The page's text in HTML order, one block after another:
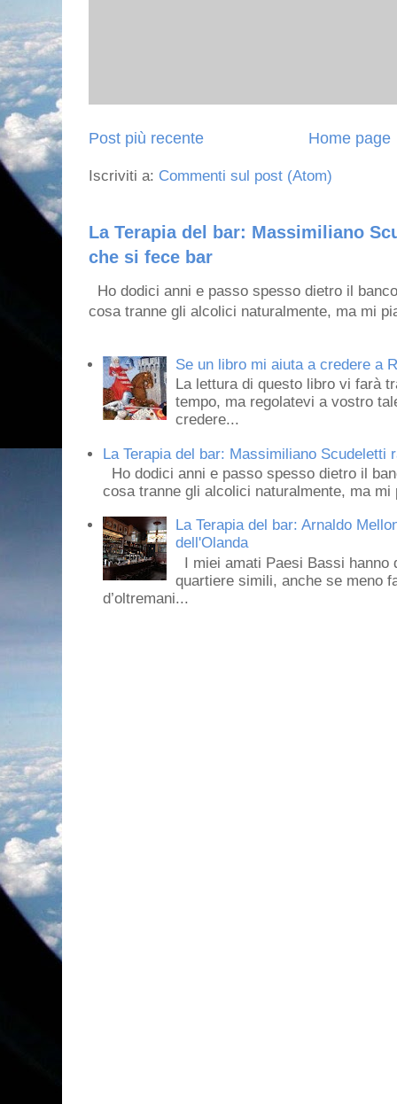
Post più recente Home page
Iscriviti a: Commenti sul post (Atom)
La Terapia del bar: Massimiliano
che si fece bar
Ho dodici anni e passo spesso dietro il
cosa tranne gli alcolici naturalmente, ma mi
Se un libro mi aiuta a credere a
La lettura di questo libro vi farà
tempo, ma regolatevi a vostro
credere...
La Terapia del bar: Massimiliano
Ho dodici anni e passo spesso dietro il
cosa tranne gli alcolici naturalmente, ma mi
La Terapia del bar: Arnaldo
dell'Olanda
I miei amati Paesi Bassi
quartiere simili, anche se meno
d’oltremani...